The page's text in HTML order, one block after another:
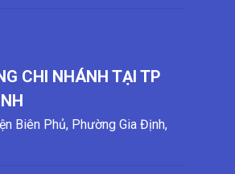
CHI NHÁNH TẠI TP
Biên Phủ, Phường Gia Định,